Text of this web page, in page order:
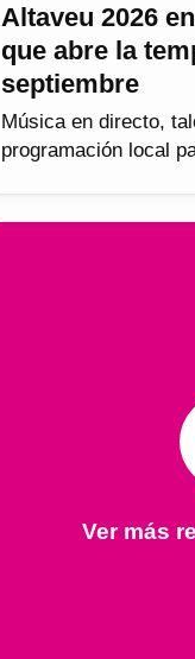
Altaveu 2026
que abre la
septiembre
Música en directo,
programación local
Ver más